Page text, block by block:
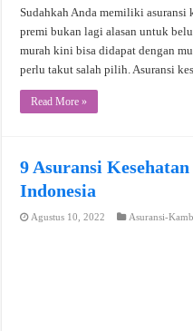
Sudahkah Anda memiliki asuransi
premi bukan lagi alasan untuk
murah kini bisa didapat dengan
perlu takut salah pilih. Asuransi
Read More »
9 Asuransi
Indonesia
Agustus 10, 2022 Asuransi-